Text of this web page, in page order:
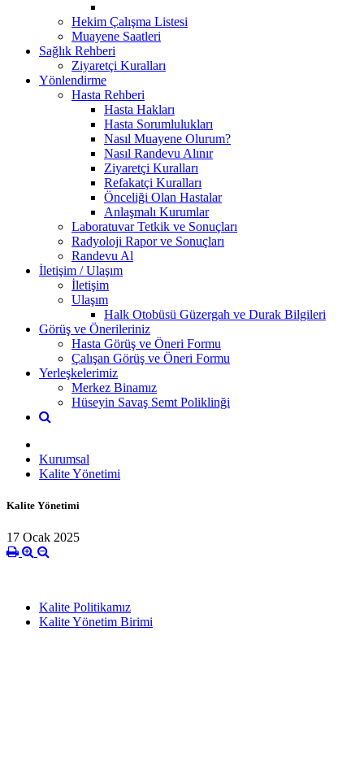
Hekim Çalışma Listesi
Muayene Saatleri
Sağlık Rehberi
Ziyaretçi Kuralları
Yönlendirme
Hasta Rehberi
Hasta Hakları
Hasta Sorumlulukları
Nasıl Muayene Olurum?
Nasıl Randevu Alınır
Ziyaretçi Kuralları
Refakatçi Kuralları
Önceliği Olan Hastalar
Anlaşmalı Kurumlar
Laboratuvar Tetkik ve Sonuçları
Radyoloji Rapor ve Sonuçları
Randevu Al
İletişim / Ulaşım
İletişim
Ulaşım
Halk Otobüsü Güzergah ve Durak Bilgileri
Görüş ve Önerileriniz
Hasta Görüş ve Öneri Formu
Çalışan Görüş ve Öneri Formu
Yerleşkelerimiz
Merkez Binamız
Hüseyin Savaş Semt Poliklinği
Kurumsal
Kalite Yönetimi
Kalite Yönetimi
17 Ocak 2025
Kalite Politikamız
Kalite Yönetim Birimi